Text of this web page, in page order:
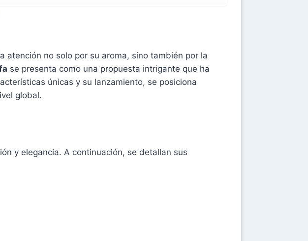
atención no solo por su aroma, sino también por la
se presenta como una propuesta intrigante que ha
únicas y su lanzamiento, se posiciona
global.
y elegancia. A continuación, se detallan sus